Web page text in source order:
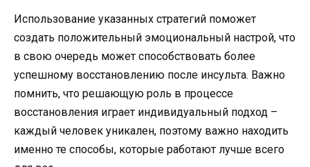
Использование указанных стратегий поможет
создать положительный эмоциональный настрой, что
в свою очередь может способствовать более
успешному восстановлению после инсульта. Важно
помнить, что решающую роль в процессе
восстановления играет индивидуальный подход –
каждый человек уникален, поэтому важно находить
именно те способы, которые работают лучше всего